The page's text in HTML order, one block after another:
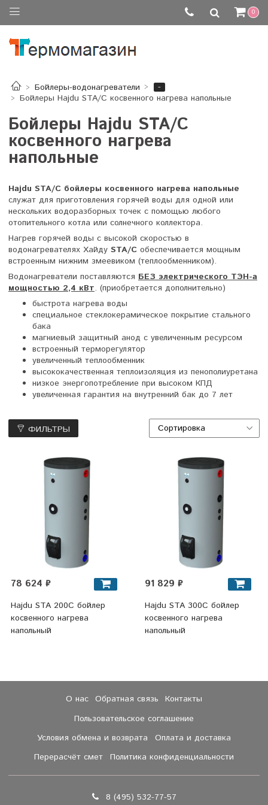
0
Бойлеры-водонагреватели
-
Бойлеры Hajdu STA/C косвенного нагрева напольные
Бойлеры Hajdu STA/C
косвенного нагрева
напольные
Hajdu STA/C бойлеры косвенного нагрева напольные
служат для приготовления горячей воды для одной или
нескольких водоразборных точек с помощью любого
отопительного котла или солнечного коллектора.
Нагрев горячей воды с высокой скоростью в
водонагревателях Хайду STA/C обеспечивается мощным
встроенным нижним змеевиком (теплообменником).
Водонагреватели поставляются БЕЗ электрического ТЭН-а
мощностью 2,4 кВт. (приобретается дополнительно)
быстрота нагрева воды
специальное стеклокерамическое покрытие стального
бака
магниевый защитный анод с увеличенным ресурсом
встроенный терморегулятор
увеличенный теплообменник
высококачественная теплоизоляция из пенополиуретана
низкое энергопотребление при высоком КПД
увеличенная гарантия на внутренний бак до 7 лет
ФИЛЬТРЫ
78 624 ₽
Hajdu STA 200C бойлер
косвенного нагрева
напольный
91 829 ₽
Hajdu STA 300C бойлер
косвенного нагрева
напольный
О нас Обратная связь
Контакты
Пользовательское соглашение
Условия обмена и возврата
Оплата и доставка
Перерасчёт смет Политика конфиденциальности
8 (495) 532-77-57